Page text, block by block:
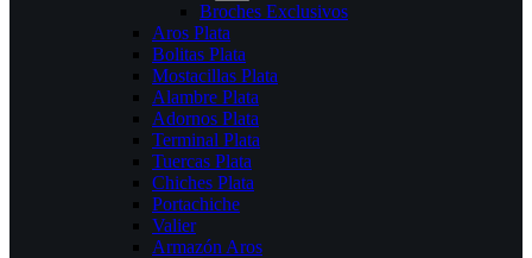
Broches Exclusivos
Aros Plata
Bolitas Plata
Mostacillas Plata
Alambre Plata
Adornos Plata
Terminal Plata
Tuercas Plata
Chiches Plata
Portachiche
Valier
Armazón Aros